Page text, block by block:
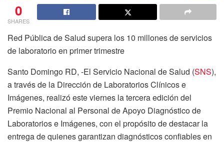
0
SHARES
Red Pública de Salud supera los 10 millones de servicios
de laboratorio en primer trimestre
Santo Domingo RD, -El Servicio Nacional de Salud (SNS),
a través de la Dirección de Laboratorios Clínicos e
Imágenes, realizó este viernes la tercera edición del
Premio Nacional al Personal de Apoyo Diagnóstico de
Laboratorios e Imágenes, con el propósito de destacar la
entrega de quienes garantizan diagnósticos confiables en